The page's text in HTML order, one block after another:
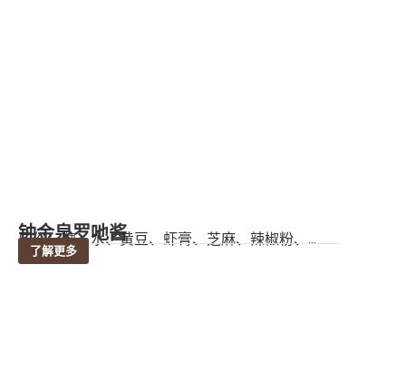
钟金泉罗吔酱
成份：糖、水、黄豆、虾膏、芝麻、辣椒粉、...
了解更多